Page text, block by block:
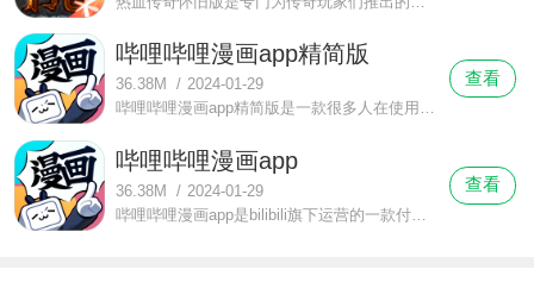
哔哩哔哩漫画app精简版
36.38M / 2024-01-29
哔哩哔哩漫画app精简版是一款很多人在使用超好用的追漫画神器，只要登录就可以去限免操作限免成功后即可免费观看全站漫画，超多正版日漫等你来看，《jojo的奇妙冒险》来了解这个横跨了100多年，传承了8代人的热血故事吧，
查看
哔哩哔哩漫画app
36.38M / 2024-01-29
哔哩哔哩漫画app是bilibili旗下运营的一款付费漫画软件，这里面全部都是正版授权的漫画，涵盖了日漫、国漫等多类型漫画。哔哩哔哩是很多年轻人都是爱的一个品牌，在推出哔哩哔哩漫画后更是补全了B站ACG内容生态里面的“漫画”环节。
查看